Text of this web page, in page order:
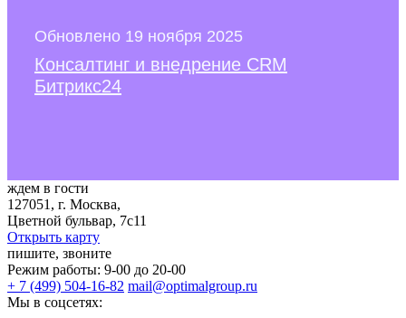
Обновлено 19 ноября 2025
Консалтинг и внедрение CRM
Битрикс24
ждем в гости
127051, г. Москва,
Цветной бульвар, 7с11
Открыть карту
пишите, звоните
Режим работы: 9-00 до 20-00
+ 7 (499) 504-16-82 mail@optimalgroup.ru
Мы в соцсетях: